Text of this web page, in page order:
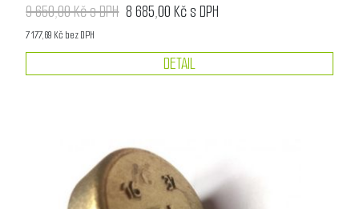
9 650,00 Kč s DPH 8 685,00 Kč s DPH
7 177,69 Kč bez DPH
DETAIL